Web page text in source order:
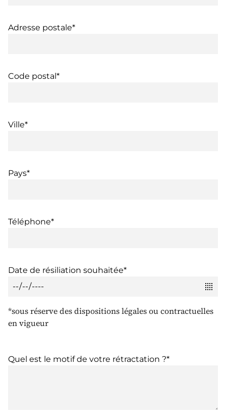
Adresse postale*
Code postal*
Ville*
Pays*
Téléphone*
Date de résiliation souhaitée*
*sous réserve des dispositions légales ou contractuelles
en vigueur
Quel est le motif de votre rétractation ?*